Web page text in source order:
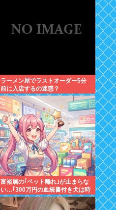
ラーメン屋でラストオーダー5分
前に入店するの迷惑？
富裕層の｢ペット離れ｣が止まらな
い…｢300万円の血統書付き犬は時
代遅れ｣という真のお金持ちが"向
かった先"